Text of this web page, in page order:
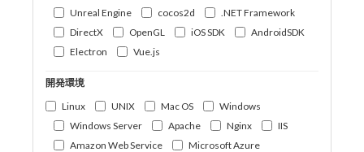
Unreal Engine
cocos2d
.NET Framework
DirectX
OpenGL iOS SDK
AndroidSDK
Electron
Vue.js
開発環境
Linux
UNIX Mac OS
Windows
Windows Server
Apache Nginx
IIS
Amazon Web Service
Microsoft Azure